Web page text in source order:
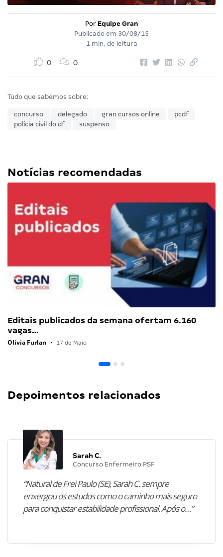
Por Equipe Gran
Publicado em 30/08/15
1 min. de leitura
0 0
Tudo que sabemos sobre:
concurso delegado gran cursos online
pcdf
polícia civil do df
suspenso
Notícias recomendadas
Editais publicados da semana ofertam 6.160
vagas…
Olivia Furlan • 17 de Maio
Depoimentos relacionados
Sarah C.
Concurso Enfermeiro PSF
“Natural de Frei Paulo (SE), Sarah C. sempre
enxergou os estudos como o caminho mais seguro
para conquistar estabilidade profissional. Após o…”